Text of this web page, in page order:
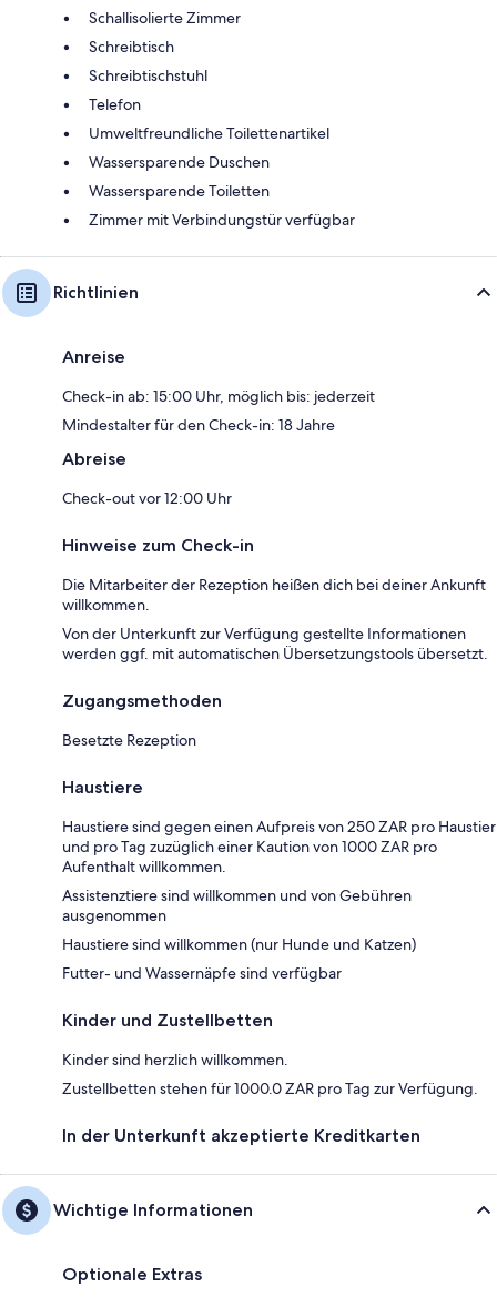
Schallisolierte Zimmer
Schreibtisch
Schreibtischstuhl
Telefon
Umweltfreundliche Toilettenartikel
Wassersparende Duschen
Wassersparende Toiletten
Zimmer mit Verbindungstür verfügbar
Richtlinien
Anreise
Check-in ab: 15:00 Uhr, möglich bis: jederzeit
Mindestalter für den Check-in: 18 Jahre
Abreise
Check-out vor 12:00 Uhr
Hinweise zum Check-in
Die Mitarbeiter der Rezeption heißen dich bei deiner Ankunft
willkommen.
Von der Unterkunft zur Verfügung gestellte Informationen
werden ggf. mit automatischen Übersetzungstools übersetzt.
Zugangsmethoden
Besetzte Rezeption
Haustiere
Haustiere sind gegen einen Aufpreis von 250 ZAR pro Haustier
und pro Tag zuzüglich einer Kaution von 1000 ZAR pro
Aufenthalt willkommen.
Assistenztiere sind willkommen und von Gebühren
ausgenommen
Haustiere sind willkommen (nur Hunde und Katzen)
Futter- und Wassernäpfe sind verfügbar
Kinder und Zustellbetten
Kinder sind herzlich willkommen.
Zustellbetten stehen für 1000.0 ZAR pro Tag zur Verfügung.
In der Unterkunft akzeptierte Kreditkarten
Wichtige Informationen
Optionale Extras